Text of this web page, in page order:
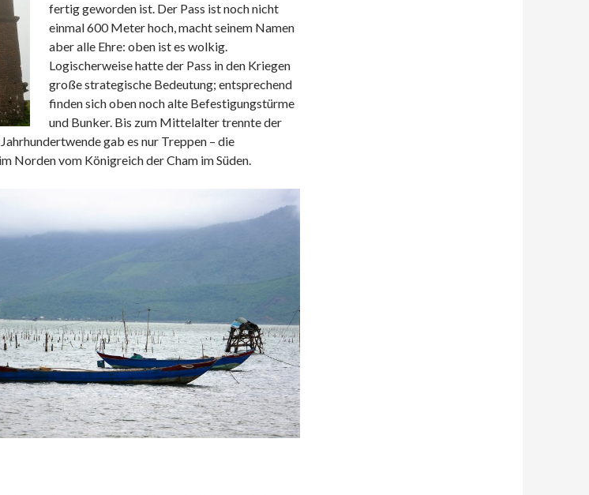
fertig geworden ist. Der Pass ist noch nicht
einmal 600 Meter hoch, macht seinem Namen
aber alle Ehre: oben ist es wolkig.
Logischerweise hatte der Pass in den Kriegen
große strategische Bedeutung; entsprechend
finden sich oben noch alte Befestigungstürme
und Bunker. Bis zum Mittelalter trennte der
gab es nur Treppen – die
Norden vom Königreich der Cham im Süden.